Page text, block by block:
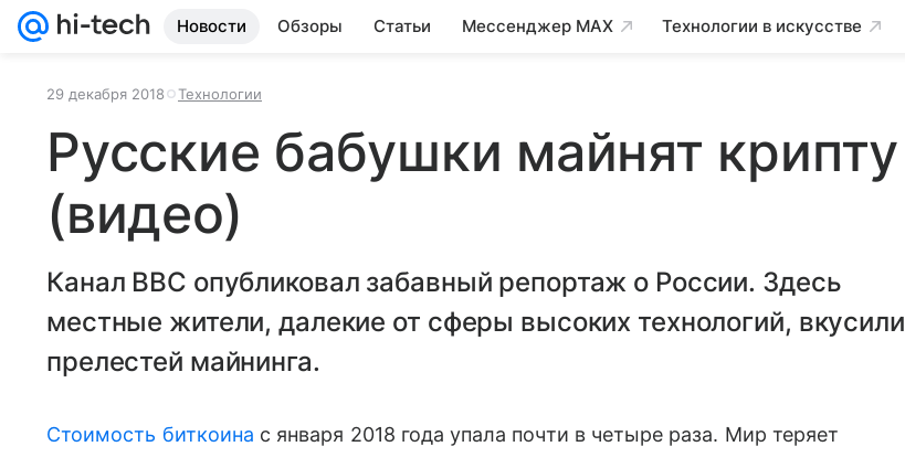
Новости Обзоры Статьи Мессенджер MAX Технологии в искусстве
29 декабря 2018 Технологии
Русские бабушки майнят крипту
(видео)
Канал BBC опубликовал забавный репортаж о России. Здесь
местные жители, далекие от сферы высоких технологий, вкусили
прелестей майнинга.
Стоимость биткоина с января 2018 года упала почти в четыре раза. Мир теряет